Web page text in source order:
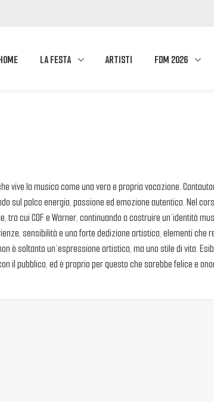
LA FESTA ARTISTI FDM 2026
vive la musica come una vera e propria vocazione.
sul palco energia, passione ed emozione autentica. Nel
cui CDF e Warner, continuando a costruire un’identità
sensibilità e una forte dedizione artistica, elementi che
è soltanto un’espressione artistica, ma uno stile di vita.
il pubblico, ed è proprio per questo che sarebbe felice e